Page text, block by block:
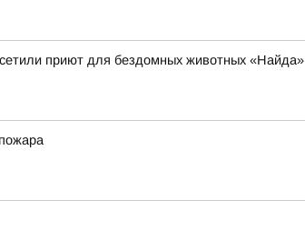
приют для бездомных животных «Найда»